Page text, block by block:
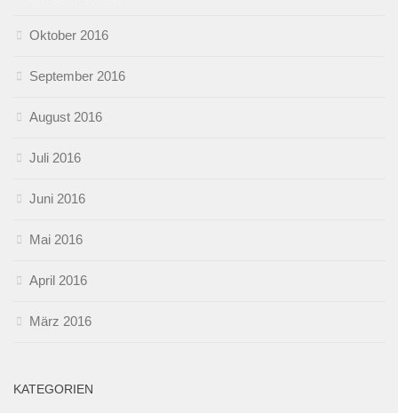
Oktober 2016
September 2016
August 2016
Juli 2016
Juni 2016
Mai 2016
April 2016
März 2016
KATEGORIEN